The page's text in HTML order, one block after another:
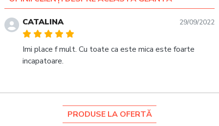
CATALINA 29/09/2022
Imi place f mult. Cu toate ca este mica este foarte
incapatoare.
PRODUSE LA OFERTĂ